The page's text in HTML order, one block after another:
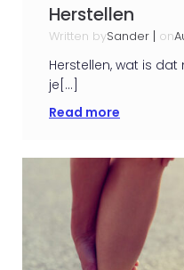
Herstellen
Written bySander | on
Herstellen, wat is
je[…]
Read more